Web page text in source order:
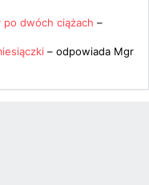
dwóch ciążach –
– odpowiada Mgr